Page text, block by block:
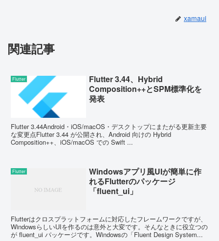
xamaui
関連記事
Flutter
Flutter 3.44、Hybrid
Composition++とSPM標準化を
発表
Flutter 3.44Android・iOS/macOS・デスクトップにまたがる更新主要
な変更点Flutter 3.44 が公開され、Android 向けの Hybrid
Composition++、iOS/macOS での Swift ...
Flutter
Windowsアプリ風UIが簡単に作
れるFlutterのパッケージ
「fluent_ui」
Flutterはクロスプラットフォームに対応したフレームワークですが、
WindowsらしいUIを作るのは意外と大変です。そんなときに役立つの
が fluent_ui パッケージです。Windowsの「Fluent Design System...